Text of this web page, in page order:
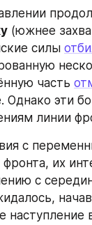
силы
часть
Однако эти
линии
с
их
с
наступление